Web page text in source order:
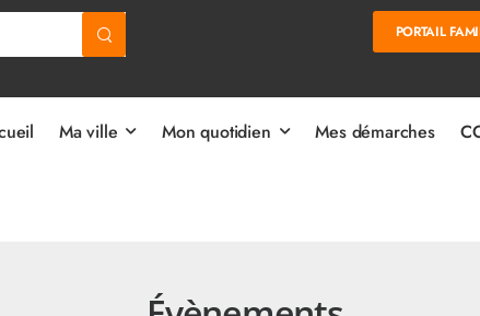
PORTAIL
Ma ville Mon quotidien Mes démarches